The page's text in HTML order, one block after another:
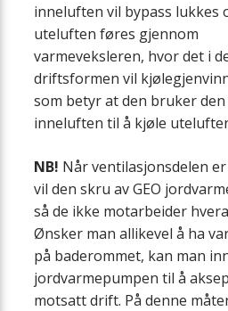
inneluften vil bypass lukkes
uteluften føres gjennom
varmeveksleren, hvor det i
driftsformen vil
som betyr at den bruker
inneluften til å kjøle
NB! Når ventilasjonsdelen
vil den skru av GEO
så de ikke motarbeider
Ønsker man allikevel å ha
på baderommet, kan man
jordvarmepumpen til å
motsatt drift. På denne